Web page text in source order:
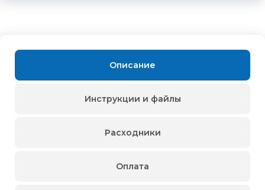
Описание
Инструкции и файлы
Расходники
Оплата